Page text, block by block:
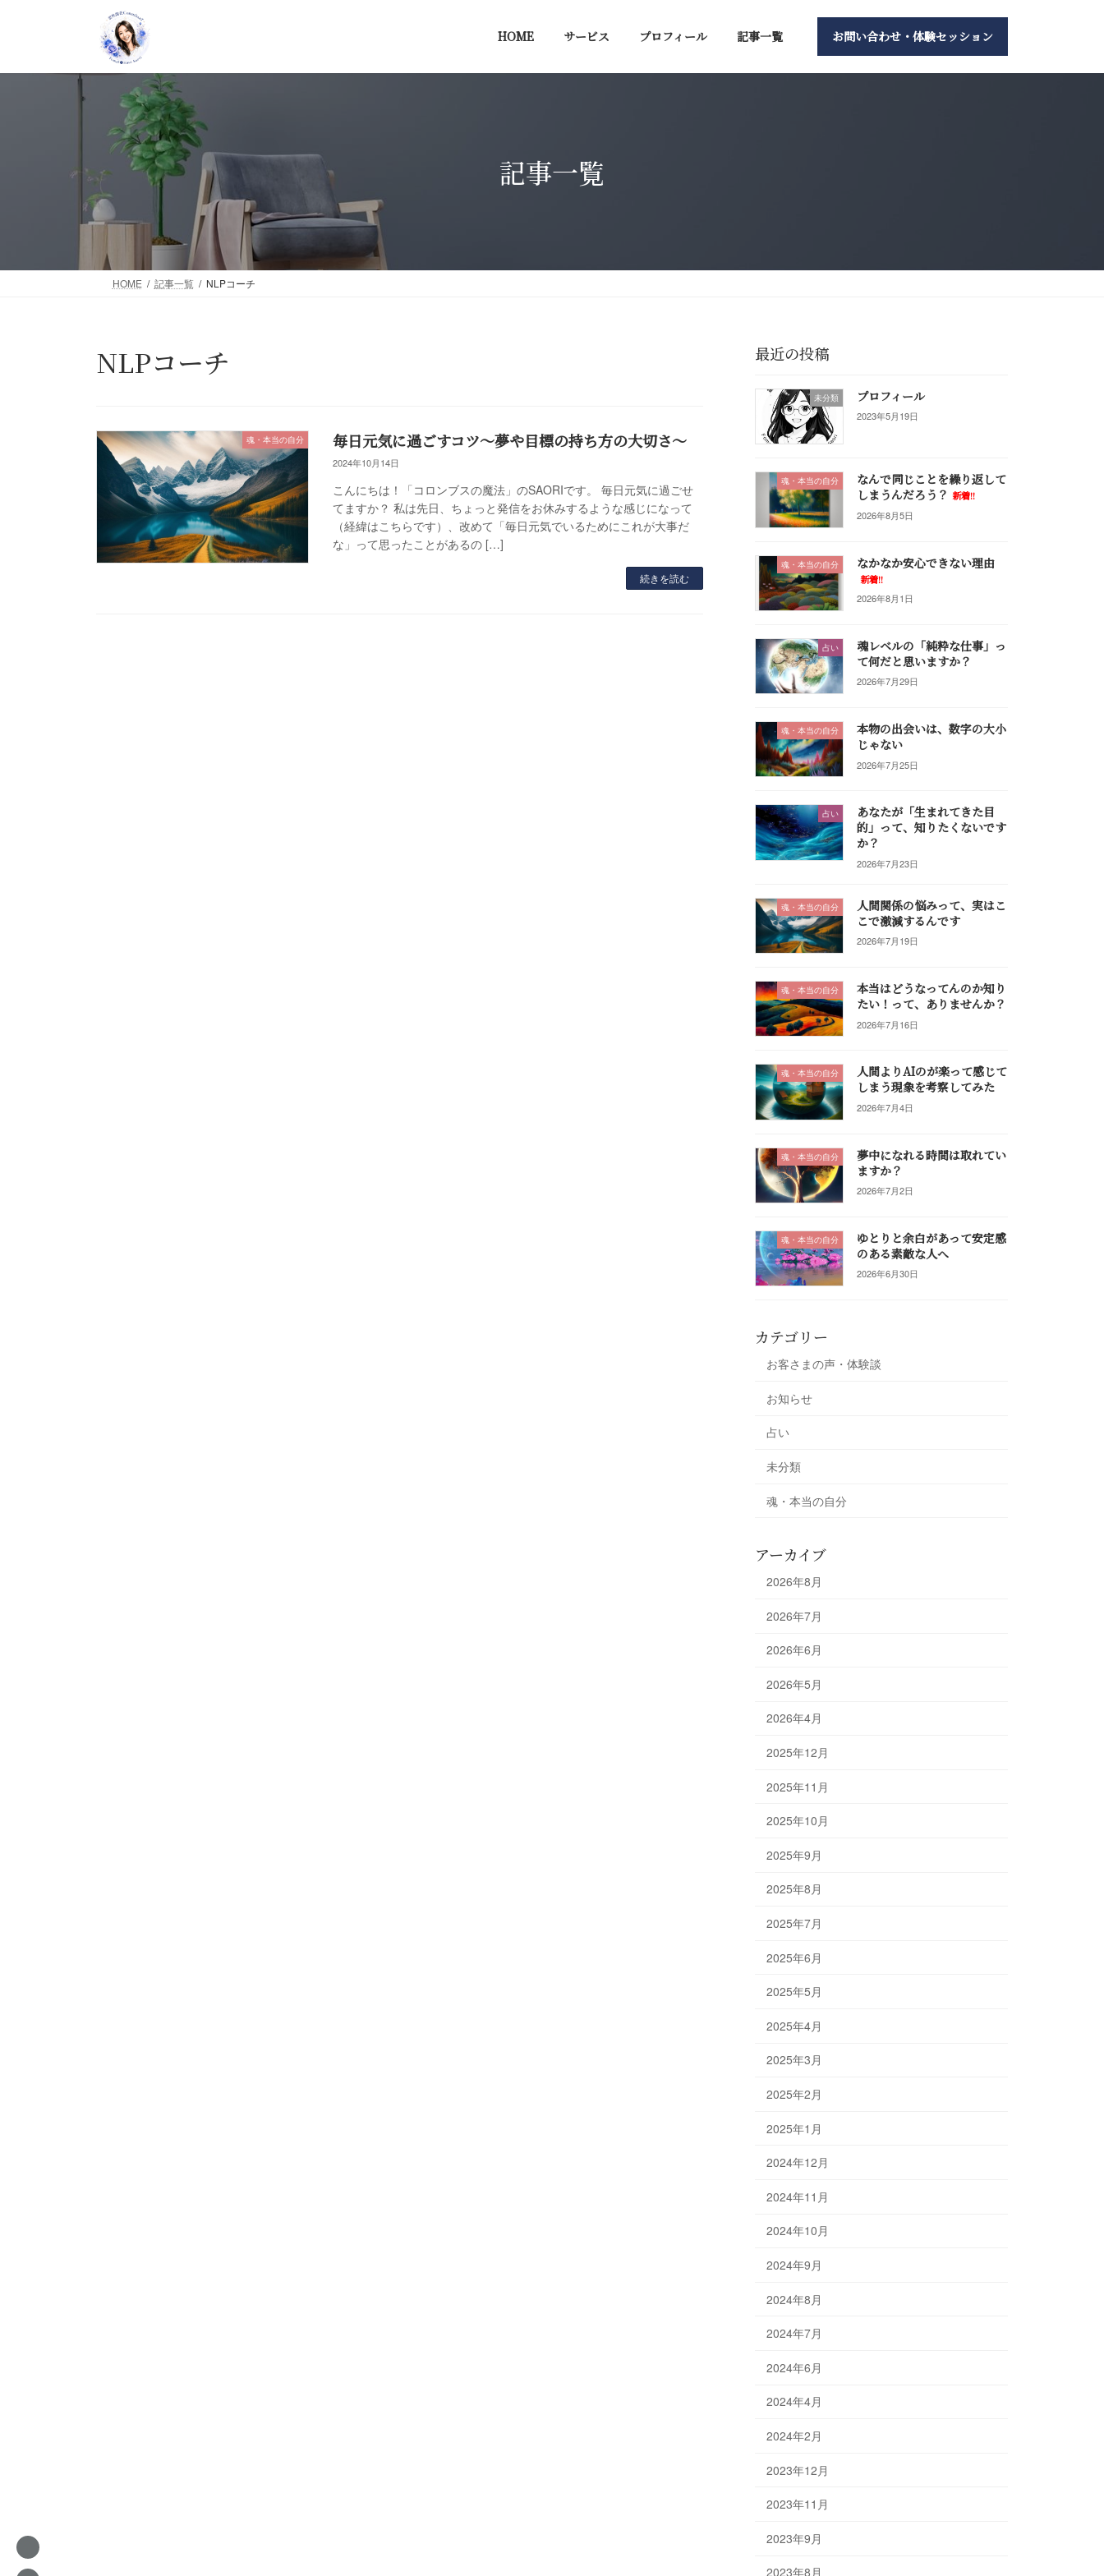
HOME サービス プロフィール 記事一覧 お問い合わせ・体験セッション
記事一覧
HOME 記事一覧 NLPコーチ
NLPコーチ
魂・本当の自分 毎日元気に過ごすコツ～夢や目標の持ち方の大切さ～
2024年10月14日
こんにちは！「コロンブスの魔法」のSAORIです。 毎日元気に過ごせ
てますか？ 私は先日、ちょっと発信をお休みするような感じになって
（経緯はこちらです）、改めて「毎日元気でいるためにこれが大事だ
な」って思ったことがあるの […]
続きを読む
最近の投稿
未分類 プロフィール
2023年5月19日
魂・本当の自分
なんで同じことを繰り返して
しまうんだろう？ 新着!!
2026年8月5日
魂・本当の自分 なかなか安心できない理由
新着!!
2026年8月1日
占い
魂レベルの「純粋な仕事」っ
て何だと思いますか？
2026年7月29日
魂・本当の自分
本物の出会いは、数字の大小
じゃない
2026年7月25日
占い
あなたが「生まれてきた目
的」って、知りたくないです
か？
2026年7月23日
魂・本当の自分
人間関係の悩みって、実はこ
こで激減するんです
2026年7月19日
魂・本当の自分
本当はどうなってんのか知り
たい！って、ありませんか？
2026年7月16日
魂・本当の自分
人間よりAIのが楽って感じて
しまう現象を考察してみた
2026年7月4日
魂・本当の自分
夢中になれる時間は取れてい
ますか？
2026年7月2日
魂・本当の自分
ゆとりと余白があって安定感
のある素敵な人へ
2026年6月30日
カテゴリー
お客さまの声・体験談
お知らせ
占い
未分類
魂・本当の自分
アーカイブ
2026年8月
2026年7月
2026年6月
2026年5月
2026年4月
2025年12月
2025年11月
2025年10月
2025年9月
2025年8月
2025年7月
2025年6月
2025年5月
2025年4月
2025年3月
2025年2月
2025年1月
2024年12月
2024年11月
2024年10月
2024年9月
2024年8月
2024年7月
2024年6月
2024年4月
2024年2月
2023年12月
2023年11月
2023年9月
2023年8月